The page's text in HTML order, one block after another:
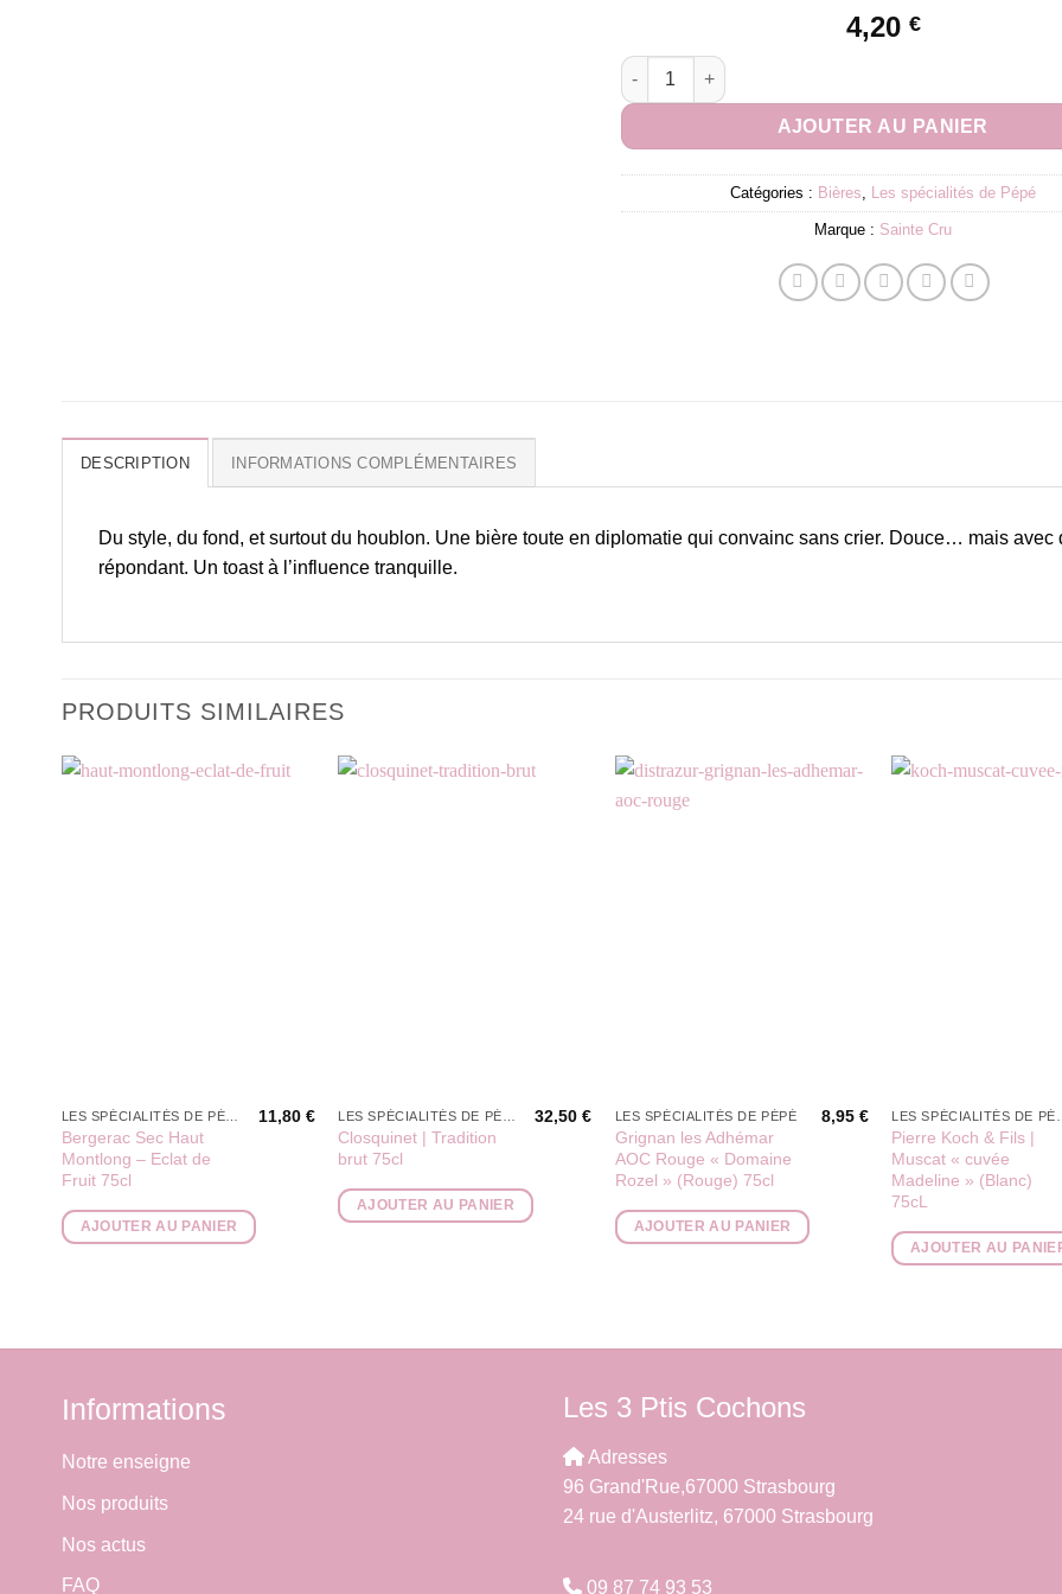
4,20 €
quantité de Sainte Cru | Soft Power 33cl
AJOUTER AU PANIER
Catégories : Bières Les spécialités de Pépé
Marque : Sainte Cru
DESCRIPTION INFORMATIONS COMPLÉMENTAIRES
Du style, du fond, et surtout du houblon. Une bière toute en diplomatie qui convainc sans crier. Douce… mais avec
répondant. Un toast à l’influence tranquille.
PRODUITS SIMILAIRES
Bergerac Sec Haut
Montlong – Eclat de
Fruit 75cl
11,80 €
AJOUTER AU PANIER
Closquinet | Tradition
brut 75cl
32,50€
AJOUTER AU PANIER
LES SPÉCIALITÉS DE PÉPÉ
Grignan les Adhémar
AOC Rouge « Domaine
Rozel » (Rouge) 75cl
8,95 €
AJOUTER AU PANIER
Pierre Koch & Fils |
Muscat « cuvée
Madeline » (Blanc)
75cL
AJOUTER AU
Informations
Notre enseigne
Nos produits
Nos actus
FAQ
Les 3 Ptis Cochons
Adresses
96 Grand'Rue,67000 Strasbourg
24 rue d'Austerlitz, 67000 Strasbourg
09 87 74 93 53